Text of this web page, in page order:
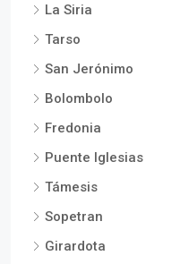
La Siria
Tarso
San Jerónimo
Bolombolo
Fredonia
Puente Iglesias
Támesis
Sopetran
Girardota